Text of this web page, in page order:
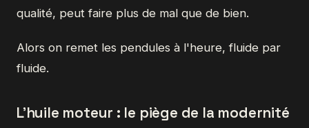
qualité, peut faire plus de mal que de bien.
Alors on remet les pendules à l'heure, fluide par
fluide.
L'huile moteur : le piège de la modernité